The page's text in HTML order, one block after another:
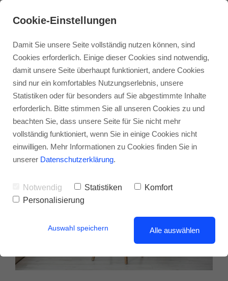
Wohntrends 2023: Diese Einrichtungsstile
sind im neuen Jahr angesagt
Cookie-Einstellungen
Damit Sie unsere Seite vollständig nutzen können, sind
Cookies erforderlich. Einige dieser Cookies sind notwendig,
damit unsere Seite überhaupt funktioniert, andere Cookies
sind nur ein komfortables Nutzungserlebnis, unsere
Statistiken oder für besonders auf Sie abgestimmte Inhalte
erforderlich. Bitte stimmen Sie all unseren Cookies zu und
beachten Sie, dass unsere Seite für Sie nicht mehr
vollständig funktioniert, wenn Sie in einige Cookies nicht
einwilligen. Mehr Informationen zu Cookies finden Sie in
unserer Datenschutzerklärung.
Notwendig Statistiken
Komfort
Personalisierung
Auswahl speichern Alle auswählen